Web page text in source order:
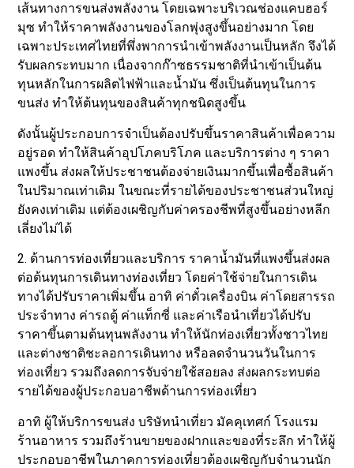
เส้นทางการขนส่งพลังงาน โดยเฉพาะบริเวณช่องแคบฮอร์
มุซ ทำให้ราคาพลังงานของโลกพุ่งสูงขึ้นอย่างมาก โดย
เฉพาะประเทศไทยที่พึ่งพาการนำเข้าพลังงานเป็นหลัก จึงได้
รับผลกระทบมาก เนื่องจากก๊าซธรรมชาติที่นำเข้าเป็นต้น
ทุนหลักในการผลิตไฟฟ้าและน้ำมัน ซึ่งเป็นต้นทุนในการ
ขนส่ง ทำให้ต้นทุนของสินค้าทุกชนิดสูงขึ้น
ดังนั้นผู้ประกอบการจำเป็นต้องปรับขึ้นราคาสินค้าเพื่อความ
อยู่รอด ทำให้สินค้าอุปโภคบริโภค และบริการต่าง ๆ ราคา
แพงขึ้น ส่งผลให้ประชาชนต้องจ่ายเงินมากขึ้นเพื่อซื้อสินค้า
ในปริมาณเท่าเดิม ในขณะที่รายได้ของประชาชนส่วนใหญ่
ยังคงเท่าเดิม แต่ต้องเผชิญกับค่าครองชีพที่สูงขึ้นอย่างหลีก
เลี่ยงไม่ได้
2. ด้านการท่องเที่ยวและบริการ ราคาน้ำมันที่แพงขึ้นส่งผล
ต่อต้นทุนการเดินทางท่องเที่ยว โดยค่าใช้จ่ายในการเดิน
ทางได้ปรับราคาเพิ่มขึ้น อาทิ ค่าตั๋วเครื่องบิน ค่าโดยสารรถ
ประจำทาง ค่ารถตู้ ค่าแท็กซี่ และค่าเรือนำเที่ยวได้ปรับ
ราคาขึ้นตามต้นทุนพลังงาน ทำให้นักท่องเที่ยวทั้งชาวไทย
และต่างชาติชะลอการเดินทาง หรือลดจำนวนวันในการ
ท่องเที่ยว รวมถึงลดการจับจ่ายใช้สอยลง ส่งผลกระทบต่อ
รายได้ของผู้ประกอบอาชีพด้านการท่องเที่ยว
อาทิ ผู้ให้บริการขนส่ง บริษัทนำเที่ยว มัคคุเทศก์ โรงแรม
ร้านอาหาร รวมถึงร้านขายของฝากและของที่ระลึก ทำให้ผู้
ประกอบอาชีพในภาคการท่องเที่ยวต้องเผชิญกับจำนวนนัก